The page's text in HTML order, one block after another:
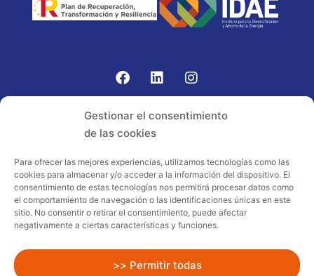
Gestionar el consentimiento
de las cookies
Para ofrecer las mejores experiencias, utilizamos tecnologías como las
cookies para almacenar y/o acceder a la información del dispositivo. El
consentimiento de estas tecnologías nos permitirá procesar datos como
el comportamiento de navegación o las identificaciones únicas en este
sitio. No consentir o retirar el consentimiento, puede afectar
negativamente a ciertas características y funciones.
>> Permitir todas
Proyecto acogido al programa de
incentivos ligados al autoconsumo y
almacenamiento, con fuentes de energía
renovables, así como a la implantación
sector residencial en el marco del Plan